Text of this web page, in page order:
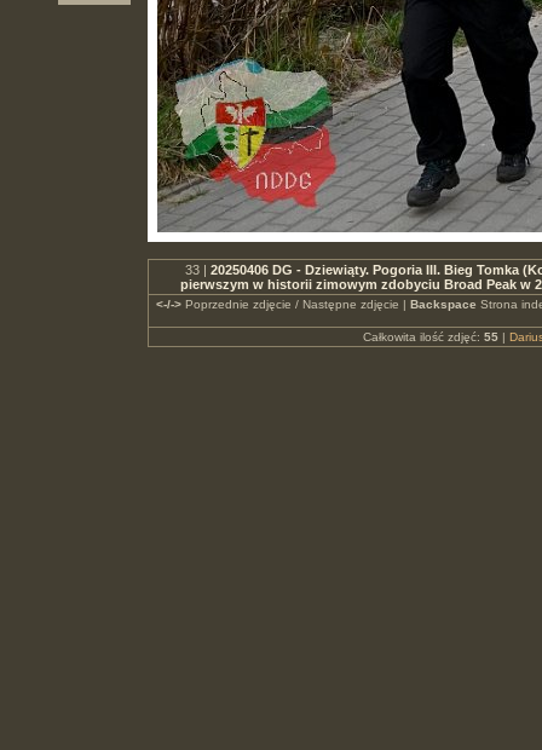
33 | 20250406 DG - Dziewiąty. Pogoria III. Bieg Tomka
pierwszym w historii zimowym zdobyciu Broad Peak w
<-/->Poprzednie zdjęcie / Następne zdjęcie | Backspace Strona
Całkowita ilość zdjęć: 55|